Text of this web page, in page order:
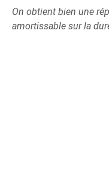
On obtient bien une
amortissable sur la